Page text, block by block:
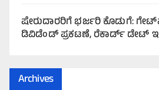
ಷೇರುದಾರರಿಗೆ ಭರ್ಜರಿ ಕೊಡುಗೆ:
ಡಿವಿಡೆಂಡ್ ಪ್ರಕಟಣೆ, ರೆಕಾರ್ಡ್ ಡೇಟ್
Archives